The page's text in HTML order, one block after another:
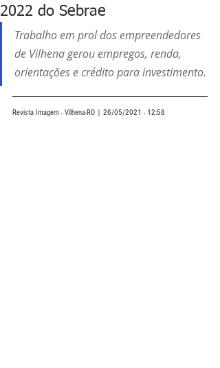
2022 do Sebrae
Trabalho em prol dos empreendedores
de Vilhena gerou empregos, renda,
orientações e crédito para investimento.
Revista Imagem - Vilhena-RO | 26/05/2021 - 12:58